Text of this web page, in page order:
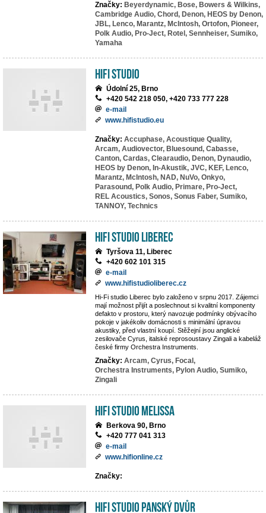
Značky: Beyerdynamic, Bose, Bowers & Wilkins,
Cambridge Audio, Chord, Denon, HEOS by Denon,
JBL, Lenco, Marantz, McIntosh, Ortofon, Pioneer,
Polk Audio, Pro-Ject, Rotel, Sennheiser, Sumiko,
Yamaha
HiFi Studio
Údolní 25, Brno
+420 542 218 050, +420 733 777 228
e-mail
www.hifistudio.eu
Značky: Accuphase, Acoustique Quality,
Arcam, Audiovector, Bluesound, Cabasse,
Canton, Cardas, Clearaudio, Denon, Dynaudio,
HEOS by Denon, In-Akustik, JVC, KEF, Lenco,
Marantz, McIntosh, NAD, NuVo, Onkyo,
Parasound, Polk Audio, Primare, Pro-Ject,
REL Acoustics, Sonos, Sonus Faber, Sumiko,
TANNOY, Technics
HiFi studio Liberec
Tyršova 11, Liberec
+420 602 101 315
e-mail
www.hifistudioliberec.cz
Hi-Fi studio Liberec bylo založeno v srpnu 2017. Zájemci
mají možnost přijít a poslechnout si kvalitní komponenty
defakto v prostoru, který navozuje podmínky obývacího
pokoje v jakékoliv domácnosti s minimální úpravou
akustiky, před vlastní koupí. Stěžejní jsou anglické
zesilovače Cyrus, italské reprosoustavy Zingali a kabeláž
české firmy Orchestra Instruments.
Značky: Arcam, Cyrus, Focal,
Orchestra Instruments, Pylon Audio, Sumiko,
Zingali
Hifi studio MeLiSSA
Berkova 90, Brno
+420 777 041 313
e-mail
www.hifionline.cz
Značky:
Hifi Studio Panský Dvůr